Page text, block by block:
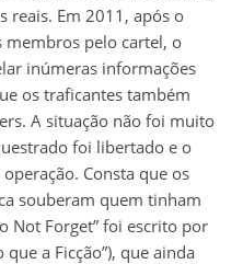
reais. Em 2011, após o
membros pelo cartel, o
inúmeras informações
os traficantes também
A situação não foi muito
foi libertado e o
Consta que os
souberam quem tinham
Not Forget” foi escrito por
a Ficção”), que ainda